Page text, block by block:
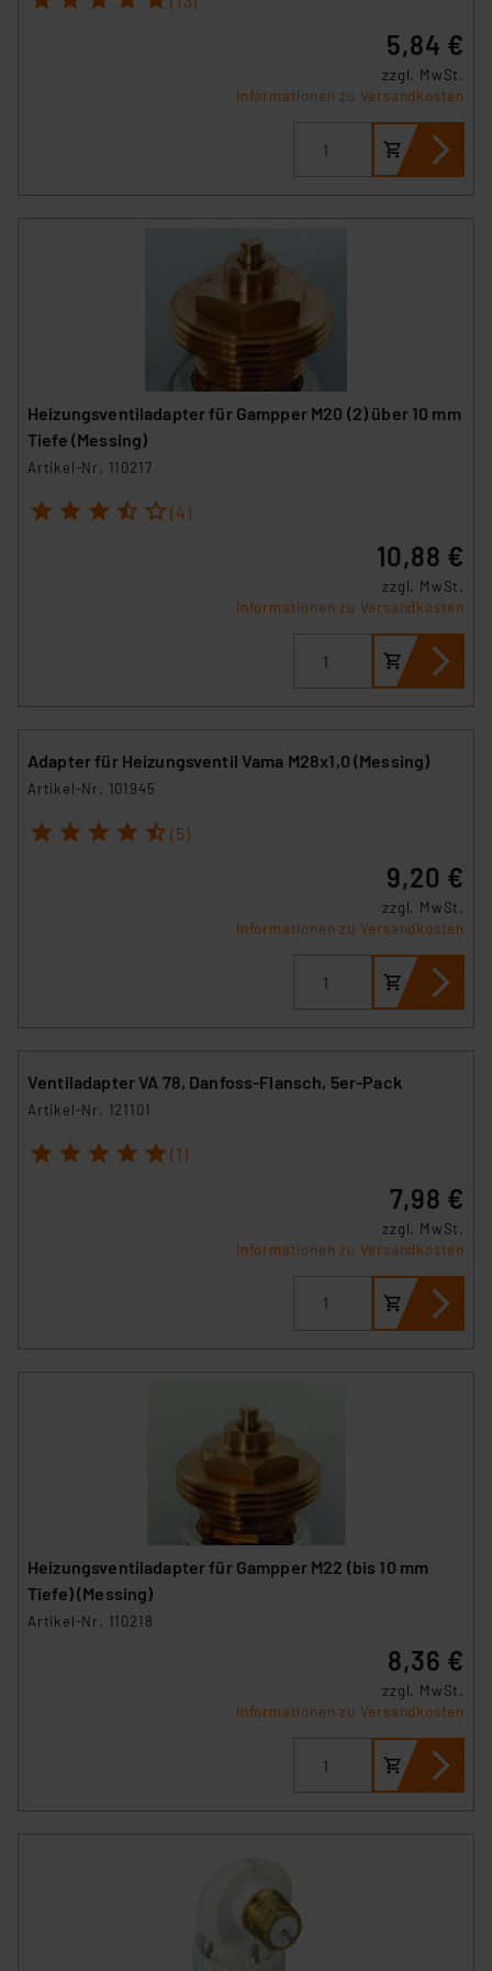
Beurteilung der mit der Datenübermittlung,
5,84 €
zzgl. MwSt.
Informationen zu Versandkosten
Heizungsventiladapter für Gampper M20 (2) über 10 mm
Tiefe (Messing)
Artikel-Nr. 110217
1 2 3 4 5 (4)
10,88 €
zzgl. MwSt.
Informationen zu Versandkosten
Adapter für Heizungsventil Vama M28x1,0 (Messing)
Artikel-Nr. 101945
1 2 3 4 5 (5)
9,20 €
zzgl. MwSt.
Informationen zu Versandkosten
Ventiladapter VA 78, Danfoss-Flansch, 5er-Pack
Artikel-Nr. 121101
1 2 3 4 5 (1)
7,98 €
zzgl. MwSt.
Informationen zu Versandkosten
Heizungsventiladapter für Gampper M22 (bis 10 mm
Tiefe) (Messing)
Artikel-Nr. 110218
8,36 €
zzgl. MwSt.
Informationen zu Versandkosten